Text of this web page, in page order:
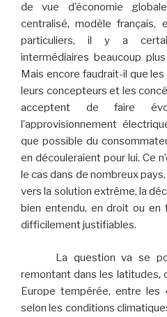
de vue d’économie
centralisé, modèle français,
particuliers, il y a
intermédiaires beaucoup
Mais encore faudrait-il que
leurs concepteurs et les
acceptent de faire
l’approvisionnement
que possible du
en découleraient pour lui. Ce
le cas dans de nombreux
vers la solution extrême, la
bien entendu, en droit ou en
difficilement justifiables.
La question va se
remontant dans les latitudes,
Europe tempérée, entre
selon les conditions